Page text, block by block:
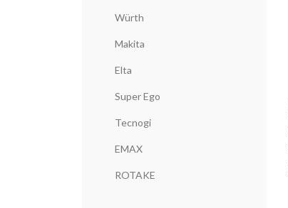
Würth
Makita
Elta
Super Ego
Tecnogi
EMAX
ROTAKE